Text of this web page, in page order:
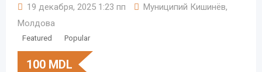
19 декабря, 2025 1:23 пп Муниципий Кишинёв,
Молдова
Featured Popular
100 MDL